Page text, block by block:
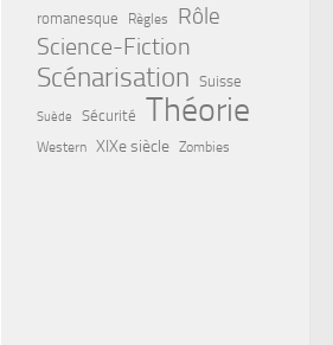
romanesque
Règles
Rôle
Science-Fiction
Scénarisation Suisse
Suède Sécurité Théorie
Western XIXe siècle Zombies